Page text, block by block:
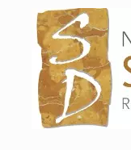
springen